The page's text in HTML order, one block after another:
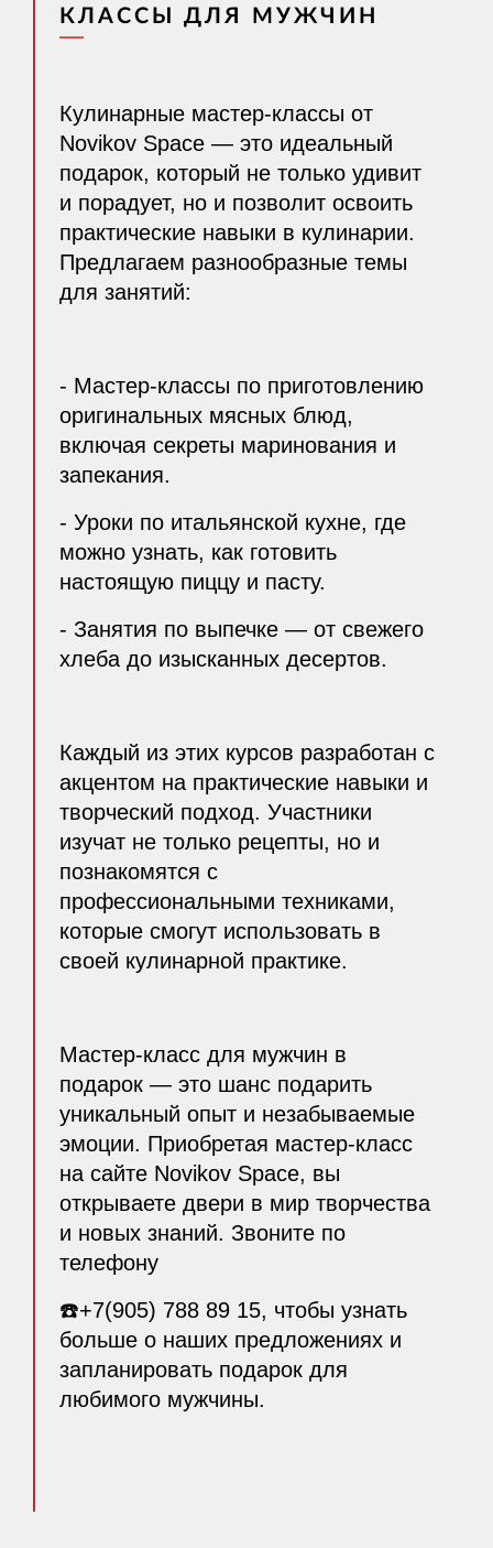
КЛАССЫ ДЛЯ МУЖЧИН
Кулинарные мастер-классы от
Novikov Space — это идеальный
подарок, который не только удивит
и порадует, но и позволит освоить
практические навыки в кулинарии.
Предлагаем разнообразные темы
для занятий:
- Мастер-классы по приготовлению
оригинальных мясных блюд,
включая секреты маринования и
запекания.
- Уроки по итальянской кухне, где
можно узнать, как готовить
настоящую пиццу и пасту.
- Занятия по выпечке — от свежего
хлеба до изысканных десертов.
Каждый из этих курсов разработан с
акцентом на практические навыки и
творческий подход. Участники
изучат не только рецепты, но и
познакомятся с
профессиональными техниками,
которые смогут использовать в
своей кулинарной практике.
Мастер-класс для мужчин в
подарок — это шанс подарить
уникальный опыт и незабываемые
эмоции. Приобретая мастер-класс
на сайте Novikov Space, вы
открываете двери в мир творчества
и новых знаний. Звоните по
телефону
☎️+7(905) 788 89 15, чтобы узнать
больше о наших предложениях и
запланировать подарок для
любимого мужчины.